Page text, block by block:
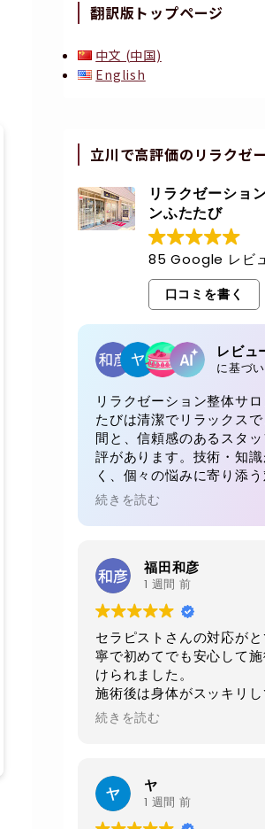
翻訳版トップページ
中文 (中国)
English
立川で高評価のリラクゼ
リラクゼーショ
ンふたたび
85 Google レビ
口コミを書く
レビュ
リラクゼーション整体サ
たびは清潔でリラックス
間と、信頼感のあるスタ
評があります。技術・知識
く、個々の悩みに寄り添う
魅力。初回でも、毎回でも
が得られると多くの方が絶
ピート率が高い理由が感
続きを読む
福田和彦
1 週間 前
セラピストさんの対応が
寧で初めてでも安心して
けられました。
施術後は身体がスッキリし
なりました。
当日に2週間後の予約をお
れており非常に清潔感があ
す。おすすめお店です。
続きを読む
ヤ
1 週間 前